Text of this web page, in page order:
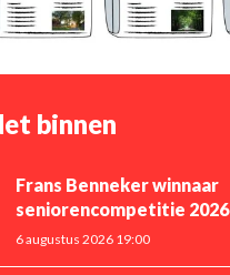
binnen
Frans Benneker winnaar
seniorencompetitie 2026
6 augustus 2026 19:00